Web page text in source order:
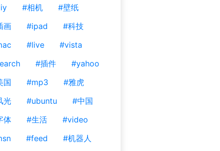
#相机
#壁纸
画
#ipad
#科技
#live
#vista
#插件
#yahoo
国
#mp3
#雅虎
光
#ubuntu
#中国
体
#生活
#video
#feed
#机器人